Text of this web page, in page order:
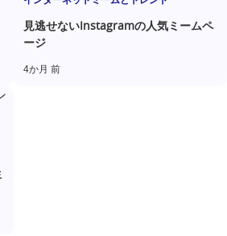
見逃せないInstagramの人気ミームペ
ージ
4か月 前